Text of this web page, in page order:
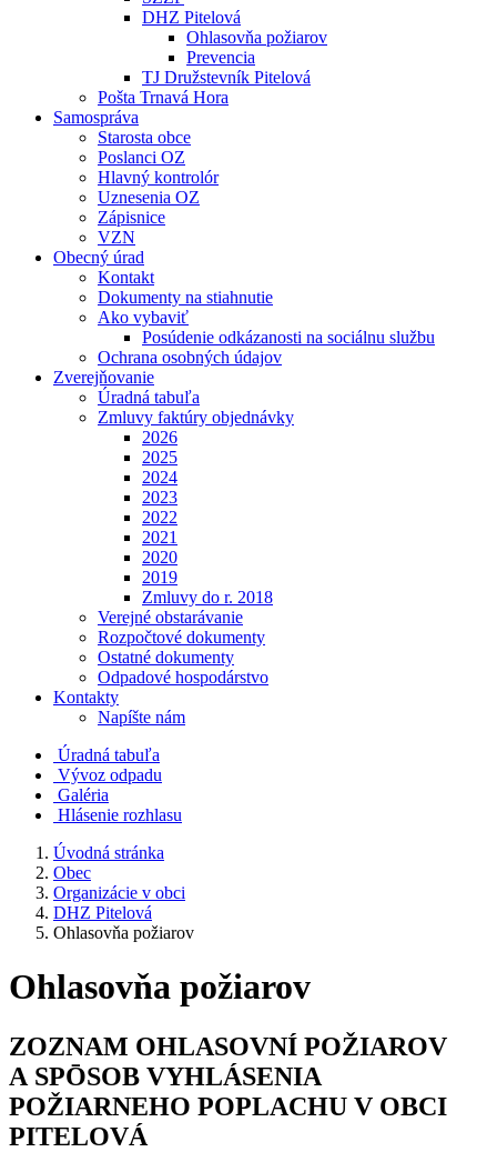
DHZ Pitelová
Ohlasovňa požiarov
Prevencia
TJ Družstevník Pitelová
Pošta Trnavá Hora
Samospráva
Starosta obce
Poslanci OZ
Hlavný kontrolór
Uznesenia OZ
Zápisnice
VZN
Obecný úrad
Kontakt
Dokumenty na stiahnutie
Ako vybaviť
Posúdenie odkázanosti na sociálnu službu
Ochrana osobných údajov
Zverejňovanie
Úradná tabuľa
Zmluvy faktúry objednávky
2026
2025
2024
2023
2022
2021
2020
2019
Zmluvy do r. 2018
Verejné obstarávanie
Rozpočtové dokumenty
Ostatné dokumenty
Odpadové hospodárstvo
Kontakty
Napíšte nám
Úradná tabuľa
Vývoz odpadu
Galéria
Hlásenie rozhlasu
Úvodná stránka
Obec
Organizácie v obci
DHZ Pitelová
Ohlasovňa požiarov
Ohlasovňa požiarov
ZOZNAM OHLASOVNÍ POŽIAROV
A SPŌSOB VYHLÁSENIA
POŽIARNEHO POPLACHU V OBCI
PITELOVÁ